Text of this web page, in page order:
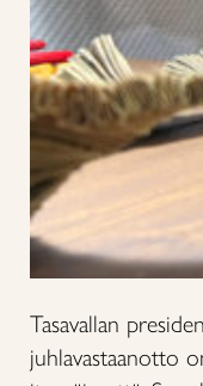
Tasavallan
juhlavastaanotto